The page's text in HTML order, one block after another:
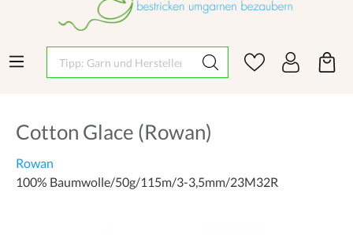
Tipp: Garn und Hersteller eingeben
Cotton Glace (Rowan)
Rowan
100% Baumwolle/50g/115m/3-3,5mm/23M32R